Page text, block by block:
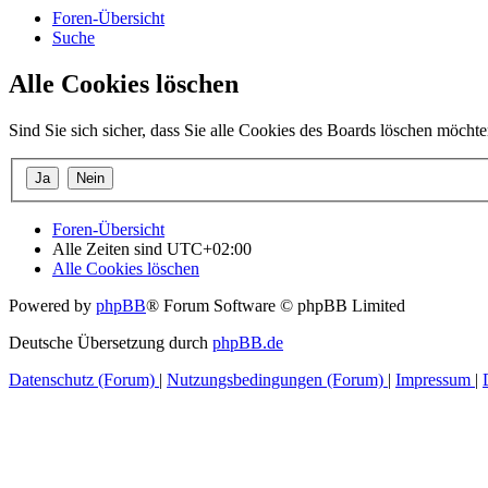
Foren-Übersicht
Suche
Alle Cookies löschen
Sind Sie sich sicher, dass Sie alle Cookies des Boards löschen
Foren-Übersicht
Alle Zeiten sind UTC+02:00
Alle Cookies löschen
Powered by phpBB® Forum Software © phpBB Limited
Deutsche Übersetzung durch phpBB.de
Datenschutz (Forum) | Nutzungsbedingungen (Forum) | Impressum |